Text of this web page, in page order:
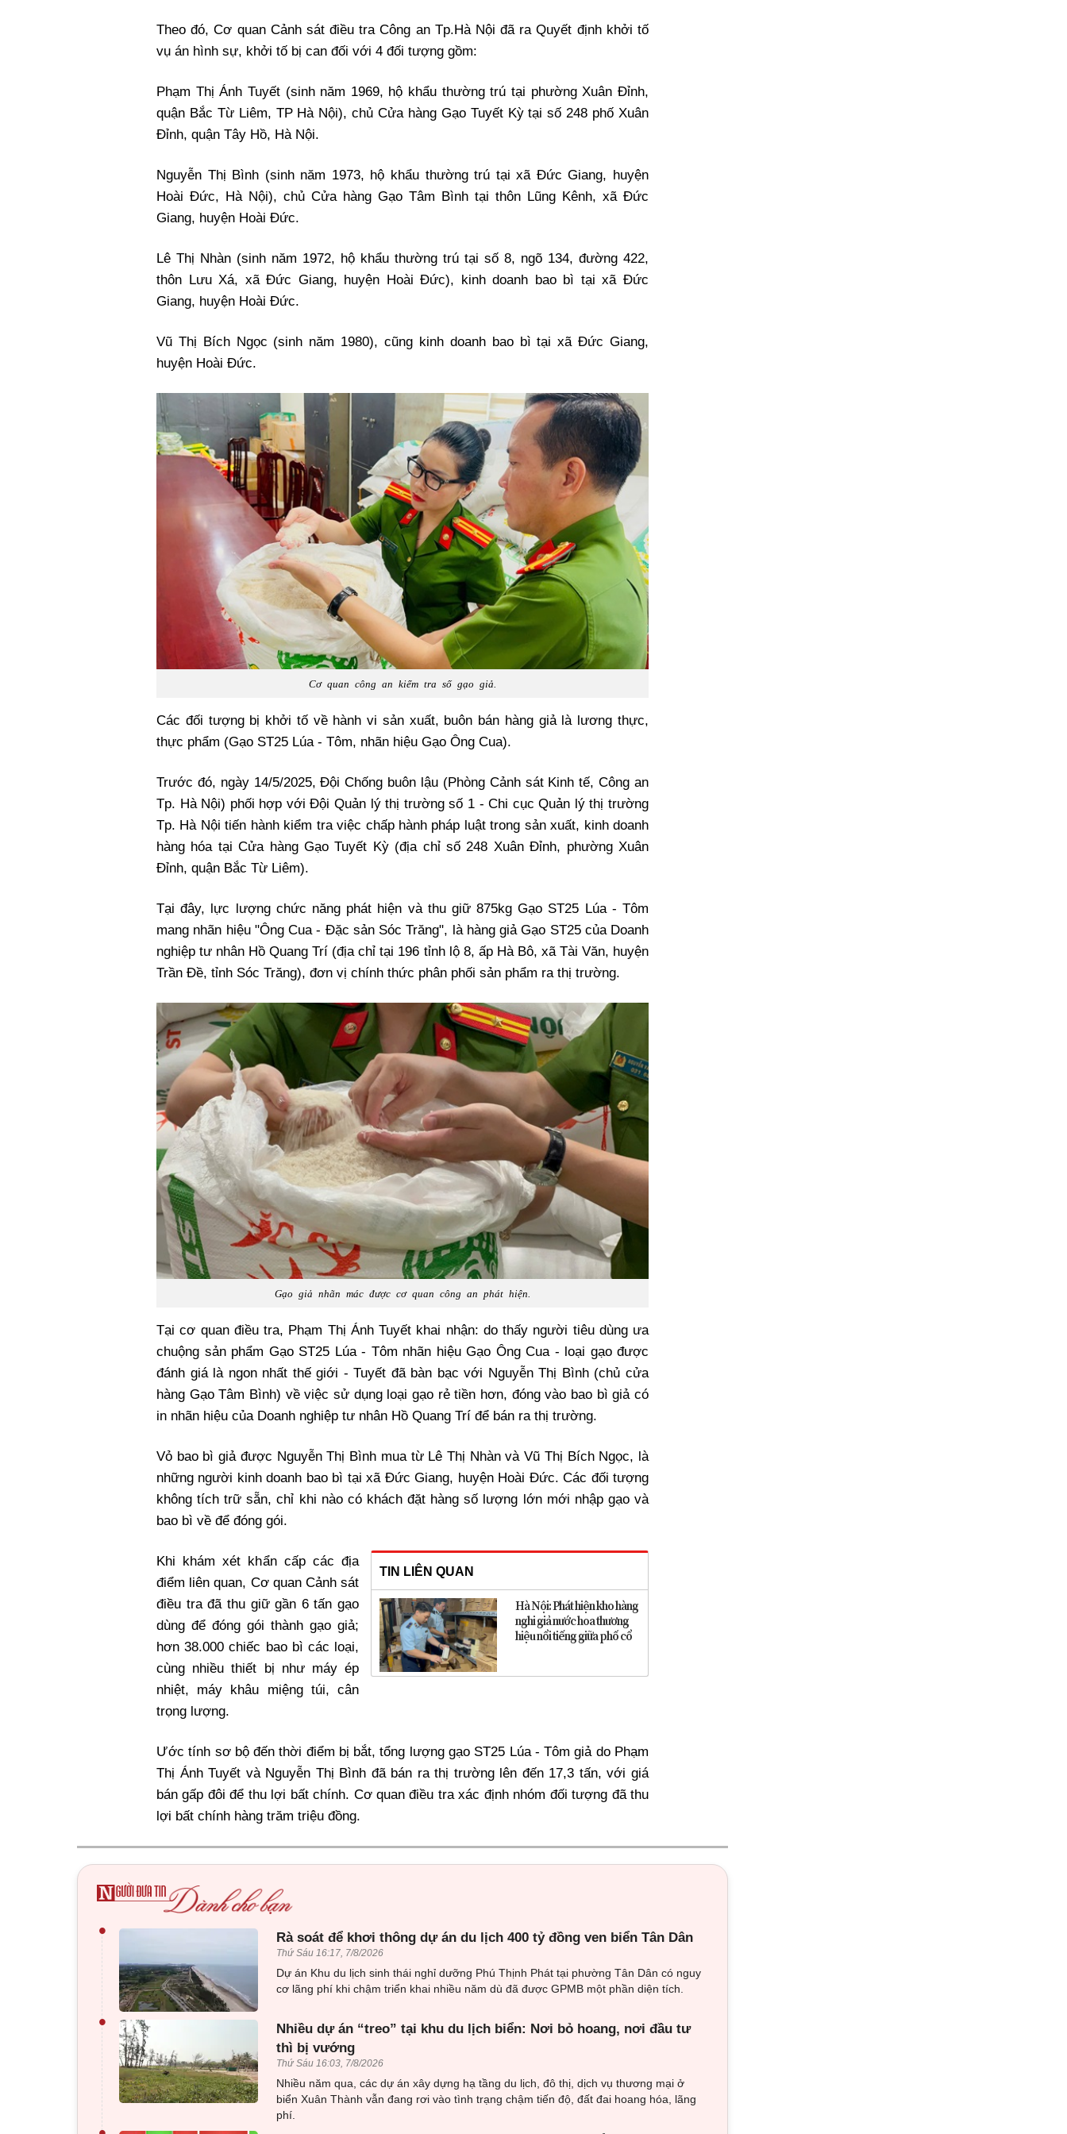
Bạn đọc viết
Theo đó, Cơ quan Cảnh sát điều tra Công an Tp.Hà Nội đã ra Quyết định khởi tố
vụ án hình sự, khởi tố bị can đối với 4 đối tượng gồm:
Phạm Thị Ánh Tuyết (sinh năm 1969, hộ khẩu thường trú tại phường Xuân Đỉnh,
quận Bắc Từ Liêm, TP Hà Nội), chủ Cửa hàng Gạo Tuyết Kỳ tại số 248 phố Xuân
Đỉnh, quận Tây Hồ, Hà Nội.
Nguyễn Thị Bình (sinh năm 1973, hộ khẩu thường trú tại xã Đức Giang, huyện
Hoài Đức, Hà Nội), chủ Cửa hàng Gạo Tâm Bình tại thôn Lũng Kênh, xã Đức
Giang, huyện Hoài Đức.
Lê Thị Nhàn (sinh năm 1972, hộ khẩu thường trú tại số 8, ngõ 134, đường 422,
thôn Lưu Xá, xã Đức Giang, huyện Hoài Đức), kinh doanh bao bì tại xã Đức
Giang, huyện Hoài Đức.
Vũ Thị Bích Ngọc (sinh năm 1980), cũng kinh doanh bao bì tại xã Đức Giang,
huyện Hoài Đức.
Cơ quan công an kiểm tra số gạo giả.
Các đối tượng bị khởi tố về hành vi sản xuất, buôn bán hàng giả là lương thực,
thực phẩm (Gạo ST25 Lúa - Tôm, nhãn hiệu Gạo Ông Cua).
Trước đó, ngày 14/5/2025, Đội Chống buôn lậu (Phòng Cảnh sát Kinh tế, Công an
Tp. Hà Nội) phối hợp với Đội Quản lý thị trường số 1 - Chi cục Quản lý thị trường
Tp. Hà Nội tiến hành kiểm tra việc chấp hành pháp luật trong sản xuất, kinh doanh
hàng hóa tại Cửa hàng Gạo Tuyết Kỳ (địa chỉ số 248 Xuân Đỉnh, phường Xuân
Đỉnh, quận Bắc Từ Liêm).
Tại đây, lực lượng chức năng phát hiện và thu giữ 875kg Gạo ST25 Lúa - Tôm
mang nhãn hiệu "Ông Cua - Đặc sản Sóc Trăng", là hàng giả Gạo ST25 của Doanh
nghiệp tư nhân Hồ Quang Trí (địa chỉ tại 196 tỉnh lộ 8, ấp Hà Bô, xã Tài Văn, huyện
Trần Đề, tỉnh Sóc Trăng), đơn vị chính thức phân phối sản phẩm ra thị trường.
Gạo giả nhãn mác được cơ quan công an phát hiện.
Tại cơ quan điều tra, Phạm Thị Ánh Tuyết khai nhận: do thấy người tiêu dùng ưa
chuộng sản phẩm Gạo ST25 Lúa - Tôm nhãn hiệu Gạo Ông Cua - loại gạo được
đánh giá là ngon nhất thế giới - Tuyết đã bàn bạc với Nguyễn Thị Bình (chủ cửa
hàng Gạo Tâm Bình) về việc sử dụng loại gạo rẻ tiền hơn, đóng vào bao bì giả có
in nhãn hiệu của Doanh nghiệp tư nhân Hồ Quang Trí để bán ra thị trường.
Vỏ bao bì giả được Nguyễn Thị Bình mua từ Lê Thị Nhàn và Vũ Thị Bích Ngọc, là
những người kinh doanh bao bì tại xã Đức Giang, huyện Hoài Đức. Các đối tượng
không tích trữ sẵn, chỉ khi nào có khách đặt hàng số lượng lớn mới nhập gạo và
bao bì về để đóng gói.
TIN LIÊN QUAN
Hà Nội: Phát hiện kho hàng
nghi giả nước hoa thương
hiệu nổi tiếng giữa phố cổ
Khi khám xét khẩn cấp các địa
điểm liên quan, Cơ quan Cảnh sát
điều tra đã thu giữ gần 6 tấn gạo
dùng để đóng gói thành gạo giả;
hơn 38.000 chiếc bao bì các loại,
cùng nhiều thiết bị như máy ép
nhiệt, máy khâu miệng túi, cân
trọng lượng.
Ước tính sơ bộ đến thời điểm bị bắt, tổng lượng gạo ST25 Lúa - Tôm giả do Phạm
Thị Ánh Tuyết và Nguyễn Thị Bình đã bán ra thị trường lên đến 17,3 tấn, với giá
bán gấp đôi để thu lợi bất chính. Cơ quan điều tra xác định nhóm đối tượng đã thu
lợi bất chính hàng trăm triệu đồng.
• Rà soát để khơi thông dự án du lịch 400 tỷ đồng ven biển Tân Dân
Thứ Sáu 16:17, 7/8/2026
Dự án Khu du lịch sinh thái nghỉ dưỡng Phú Thịnh Phát tại phường Tân Dân có nguy
cơ lãng phí khi chậm triển khai nhiều năm dù đã được GPMB một phần diện tích.
•
Nhiều dự án “treo” tại khu du lịch biển: Nơi bỏ hoang, nơi đầu tư
thì bị vướng
Thứ Sáu 16:03, 7/8/2026
Nhiều năm qua, các dự án xây dựng hạ tầng du lịch, đô thị, dịch vụ thương mại ở
biển Xuân Thành vẫn đang rơi vào tình trạng chậm tiến độ, đất đai hoang hóa, lãng
phí.